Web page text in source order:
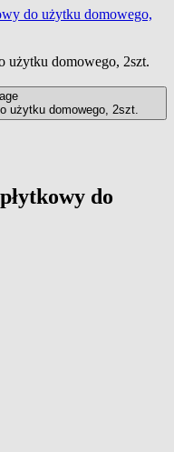
do użytku domowego,
do